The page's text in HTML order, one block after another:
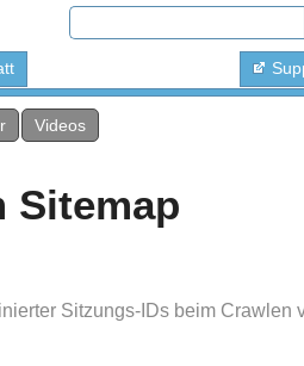
Videos
Sitemap
Sitzungs-IDs beim Crawlen